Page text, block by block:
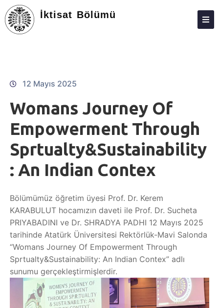
İktisat Bölümü
KIŞILER
LISANS
ARAŞTIRMA
TOPLUMA KATKI
STAJ
İLETIŞIM
12 Mayıs 2025
Womans Journey Of
Empowerment Through
Sprtualty&Sustainability
: An Indian Contex
Bölümümüz öğretim üyesi Prof. Dr. Kerem
KARABULUT hocamızın daveti ile Prof. Dr. Sucheta
PRIYABADINI ve Dr. SHRADYA PADHI 12 Mayıs 2025
tarihinde Atatürk Üniversitesi Rektörlük-Mavi Salonda
“Womans Journey Of Empowerment Through
Sprtualty&Sustainability: An Indian Contex” adlı
sunumu gerçekleştirmişlerdir.